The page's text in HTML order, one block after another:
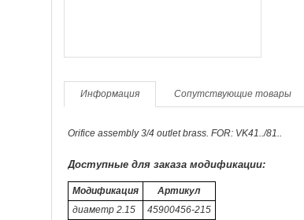
Информация Сопутствующие товары
Orifice assembly 3/4 outlet brass. FOR: VK41../81..
Доступные для заказа модификации:
Модификация
Артикул
диаметр 2.15
45900456-215